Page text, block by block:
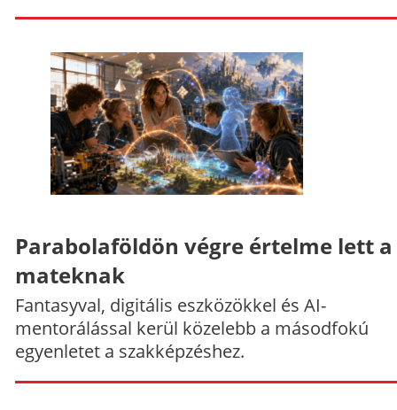
Parabolaföldön végre értelme lett a
mateknak
Fantasyval, digitális eszközökkel és AI-
mentorálással kerül közelebb a másodfokú
egyenletet a szakképzéshez.